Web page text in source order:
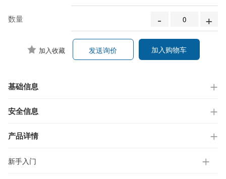
数量 - +
加入收藏 加入购物车
发送询价
基础信息
安全信息
产品详情
新手入门